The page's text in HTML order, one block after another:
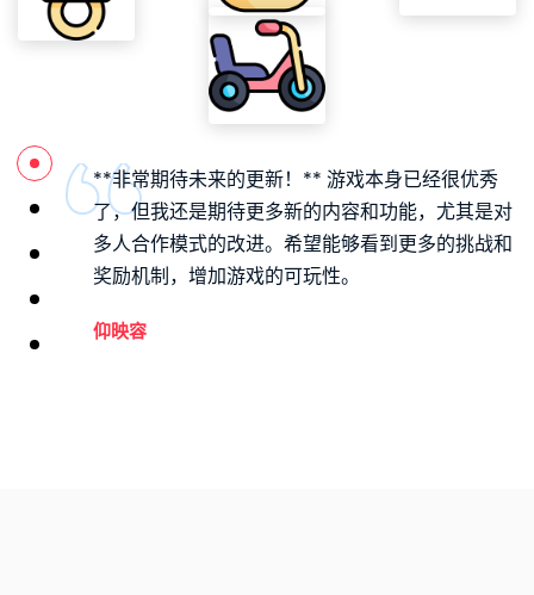
**非常期待未来的更新！** 游戏本身已经很优秀
了，但我还是期待更多新的内容和功能，尤其是对
多人合作模式的改进。希望能够看到更多的挑战和
奖励机制，增加游戏的可玩性。
仰映容